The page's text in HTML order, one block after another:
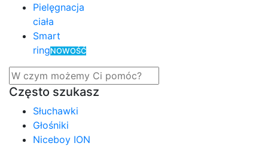
Pielęgnacja
ciała
Smart
ringNOWOŚĆ
Często szukasz
Słuchawki
Głośniki
Niceboy ION